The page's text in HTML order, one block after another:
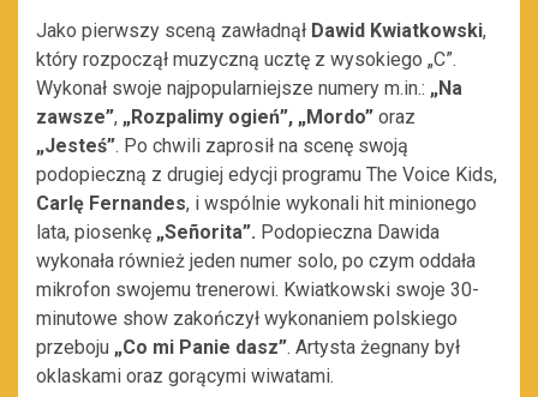
Jako pierwszy sceną zawładnął Dawid Kwiatkowski,
który rozpoczął muzyczną ucztę z wysokiego „C”.
Wykonał swoje najpopularniejsze numery m.in.: „Na
zawsze”, „Rozpalimy ogień”, „Mordo” oraz
„Jesteś”. Po chwili zaprosił na scenę swoją
podopieczną z drugiej edycji programu The Voice Kids,
Carlę Fernandes, i wspólnie wykonali hit minionego
lata, piosenkę „Señorita”. Podopieczna Dawida
wykonała również jeden numer solo, po czym oddała
mikrofon swojemu trenerowi. Kwiatkowski swoje 30-
minutowe show zakończył wykonaniem polskiego
przeboju „Co mi Panie dasz”. Artysta żegnany był
oklaskami oraz gorącymi wiwatami.